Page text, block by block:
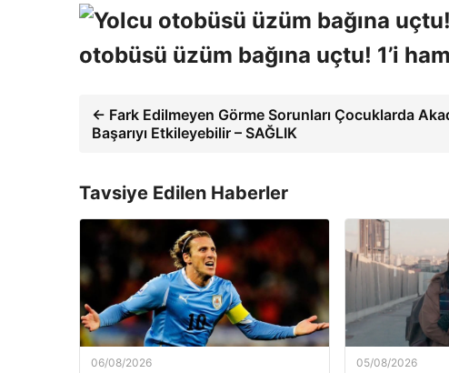
otobüsü üzüm bağına uçtu! 1’i
← Fark Edilmeyen Görme Sorunları Çocuklarda
Başarıyı Etkileyebilir – SAĞLIK
Tavsiye Edilen Haberler
06/08/2026 05/08/2026